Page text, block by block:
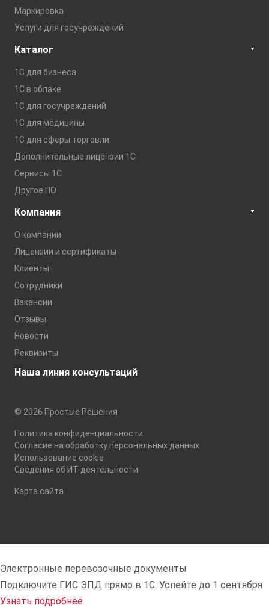
Маркировка
Услуги для госучреждений
Каталог
1С для бизнеса
1C в облаке
1С для госучреждений
1С для медицины
1С для сферы торговли
Дополнительные лицензии 1С
Сервисы 1С
Другое ПО
Компания
О компании
Лицензии и сертификаты
Клиенты
Сотрудники
Вакансии
Отзывы
Новости
Реквизиты
Наша линия консультаций
© 2026 Простые Решения
Политика конфиденциальности
Согласие на обработку персональных данных
Использование cookie
Сведения об ИТ-деятельности
Карта сайта
Электронные перевозочные документы
Подключите ГИС ЭПД прямо в 1С. Успейте до 1 сентября
Узнать подробнее